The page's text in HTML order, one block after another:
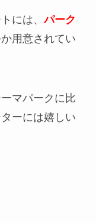
には、パーク
用意されてい
マパークに比
ーには嬉しい